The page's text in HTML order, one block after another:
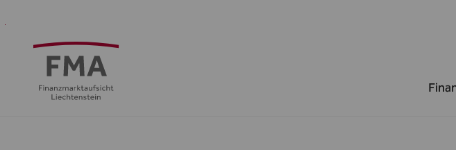
Regulierung
Öffentlichkeit